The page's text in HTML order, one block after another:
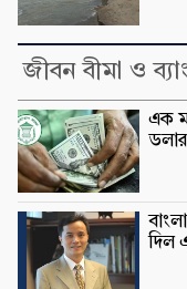
জীবন বীমা ও
এক
ডলার
দিল